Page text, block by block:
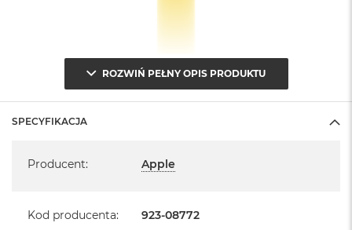
ROZWIŃ PEŁNY OPIS PRODUKTU
SPECYFIKACJA
Producent: Apple
Kod producenta: 923-08772